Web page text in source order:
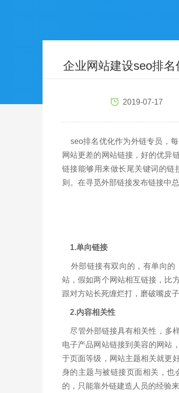
企业网站建设seo排
2019-07-17
seo排名优化作为外链专员，
网站更差的网站链接，好的优异
链接能够用来做长尾关键词的链
则。在寻觅外部链接发布链接中
1.单向链接
外部链接有双向的，有单向的
站，假如两个网站相互链接，比
跟对方站长死缠烂打，磨破嘴皮
2.内容相关性
尽管外部链接具有相关性，多
电子产品网站链接到美容的网站
于页面等级，网站主题相关就更
身的主题与被链接页面相关，也
的，只能靠外链建造人员的经验